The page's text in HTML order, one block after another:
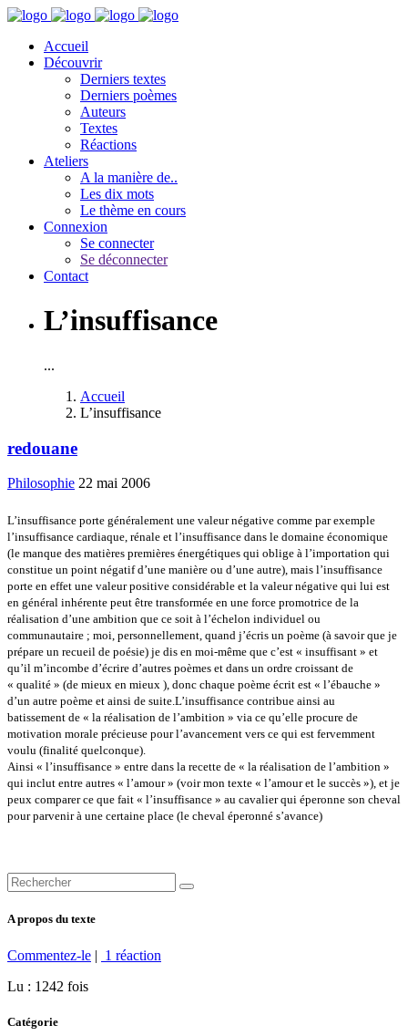
Accueil
Découvrir
Derniers textes
Derniers poèmes
Auteurs
Textes
Réactions
Ateliers
A la manière de..
Les dix mots
Le thème en cours
Connexion
Se connecter
Se déconnecter
Contact
L’insuffisance
...
Accueil
L’insuffisance
redouane
Philosophie 22 mai 2006
L’insuffisance porte généralement une valeur négative comme par exemple
l’insuffisance cardiaque, rénale et l’insuffisance dans le domaine économique
(le manque des matières premières énergétiques qui oblige à l’importation qui
constitue un point négatif d’une manière ou d’une autre), mais l’insuffisance
porte en effet une valeur positive considérable et la valeur négative qui lui est
en général inhérente peut être transformée en une force promotrice de la
réalisation d’une ambition que ce soit à l’échelon individuel ou
communautaire ; moi, personnellement, quand j’écris un poème (à savoir que je
prépare un recueil de poésie) je dis en moi-même que c’est « insuffisant » et
qu’il m’incombe d’écrire d’autres poèmes et dans un ordre croissant de
« qualité » (de mieux en mieux ), donc chaque poème écrit est « l’ébauche »
d’un autre poème et ainsi de suite.L’insuffisance contribue ainsi au
batissement de « la réalisation de l’ambition » via ce qu’elle procure de
motivation morale précieuse pour l’avancement vers ce qui est fervemment
voulu (finalité quelconque).
Ainsi « l’insuffisance » entre dans la recette de « la réalisation de l’ambition »
qui inclut entre autres « l’amour » (voir mon texte « l’amour et le succès »), et je
peux comparer ce que fait « l’insuffisance » au cavalier qui éperonne son cheval
pour parvenir à une certaine place (le cheval éperonné s’avance)
A propos du texte
Commentez-le | 1 réaction
Lu : 1242 fois
Catégorie